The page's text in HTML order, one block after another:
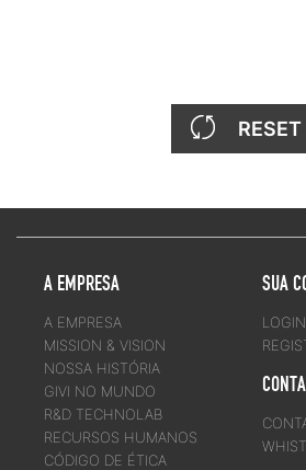
RESET
A EMPRESA
A EMPRESA
MISSION & VISION
NOSSA HISTÓRIA
GIVI NO MUNDO
R&D TECHNOLAB
RECURSOS HUMANOS
CÓDIGO DE ÉTICA
SUA
LOGIN